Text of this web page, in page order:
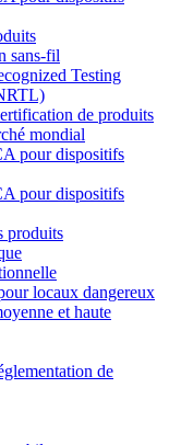
sans-fil
Testing
de produits
mondial
pour dispositifs
pour dispositifs
produits
locaux dangereux
et haute
de